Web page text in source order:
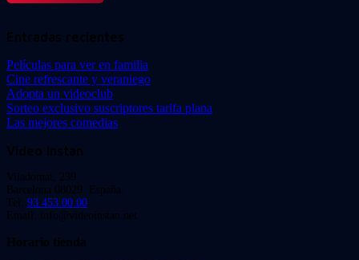
Entradas recientes
Películas para ver en familia
Cine refrescante y veraniego
Adopta un videoclub
Sorteo exclusivo suscriptores tarifa plana
Las mejores comedias
Video Instan
Viladomat, 239
Barcelona 08029. España.
Tel: 93 453 00 00
Email: info@videoinstan.net
Horario tienda